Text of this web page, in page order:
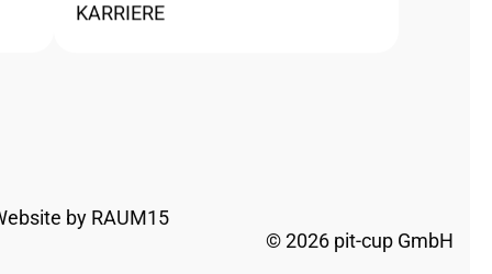
KARRIERE
by RAUM15
© 2026 pit-cup GmbH